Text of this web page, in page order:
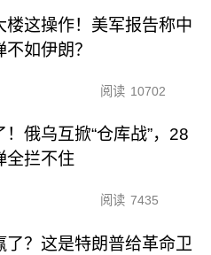
楼这操作！美军报告称中
不如伊朗？
阅读 10702
！俄乌互掀“仓库战”，28
全拦不住
阅读 7435
了？这是特朗普给革命卫